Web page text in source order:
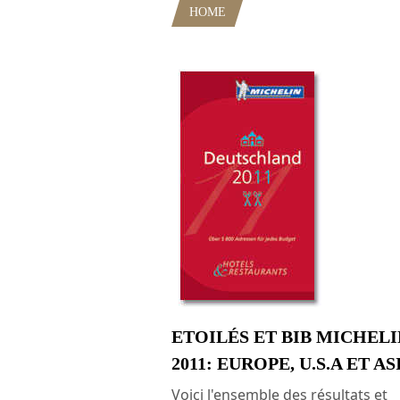
HOME
ETOILÉS ET BIB
2011: EUROPE, U.S.A ET
Voici l'ensemble des résultats et